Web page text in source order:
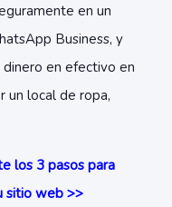
en un
Business, y
en efectivo en
un local de ropa,
los 3 pasos para
sitio web >>